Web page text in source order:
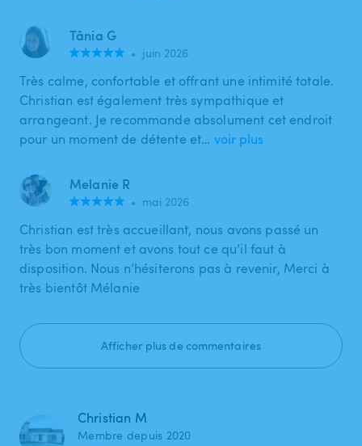
Tânia G
• juin 2026
Très calme, confortable et offrant une intimité totale.
Christian est également très sympathique et
arrangeant. Je recommande absolument cet endroit
pour un moment de détente et… voir plus
Melanie R
• mai 2026
Christian est très accueillant, nous avons passé un
très bon moment et avons tout ce qu’il faut à
disposition. Nous n’hésiterons pas à revenir, Merci à
très bientôt Mélanie
Afficher plus de commentaires
Christian M
Membre depuis 2020